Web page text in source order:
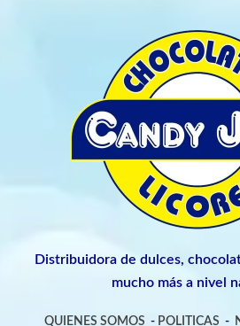
Distribuidora de dulces,
mucho más a nivel
QUIENES SOMOS - POLITICAS -